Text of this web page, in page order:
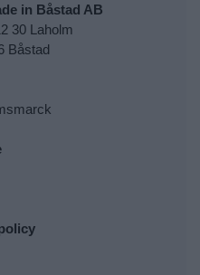
in Båstad AB
30 Laholm
Båstad